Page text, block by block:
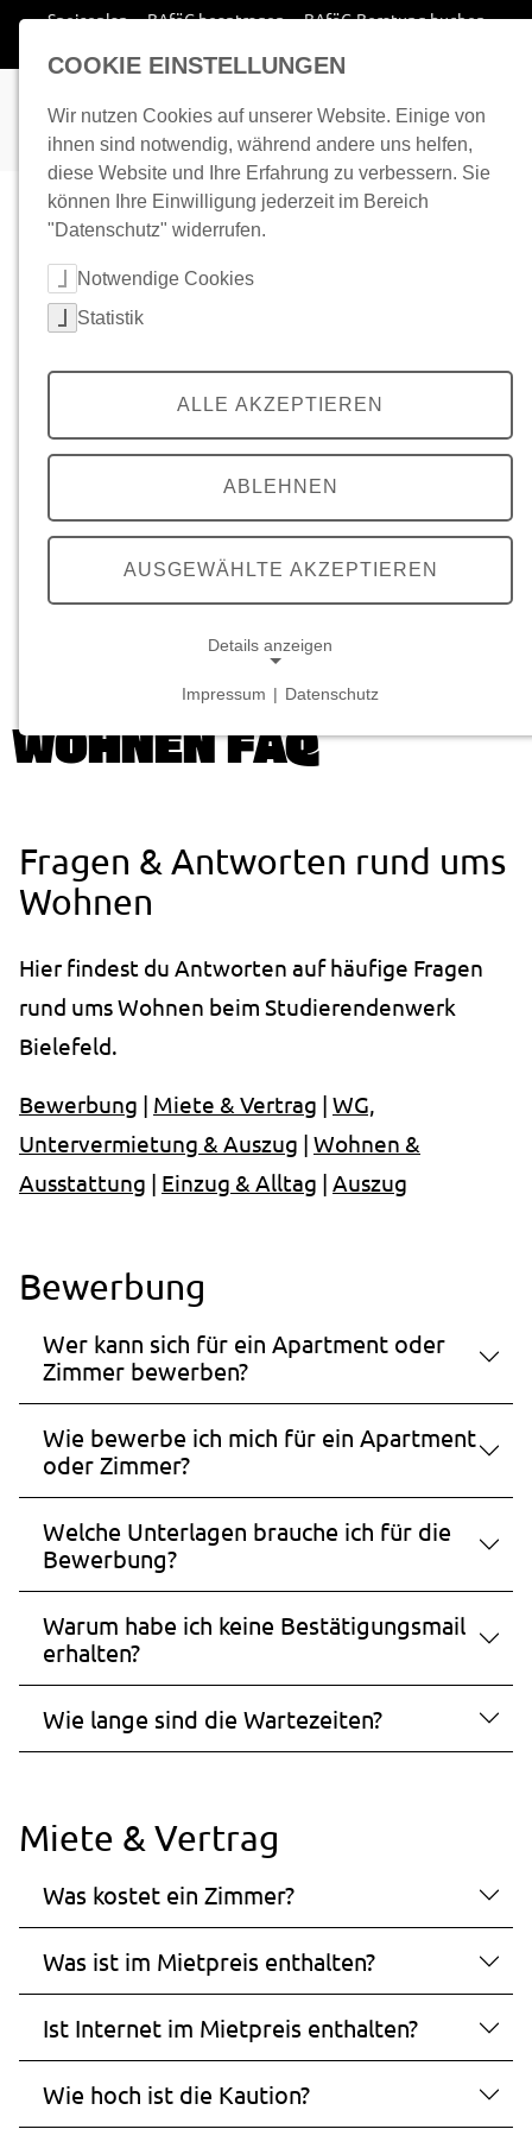
Zum Inhalt springen
Speiseplan BAföG beantragen
BAföG-Beratung buchen
we care.
FEEL AT HOME.
Wohnen FAQ
WOHNEN FAQ
Fragen & Antworten rund ums
Wohnen
Hier findest du Antworten auf häufige Fragen
rund ums Wohnen beim Studierendenwerk
Bielefeld.
Bewerbung | Miete & Vertrag | WG,
Untervermietung & Auszug | Wohnen &
Ausstattung | Einzug & Alltag | Auszug
Bewerbung
Wer kann sich für ein Apartment oder
Zimmer bewerben?
Wie bewerbe ich mich für ein Apartment
oder Zimmer?
Welche Unterlagen brauche ich für die
Bewerbung?
Warum habe ich keine Bestätigungsmail
erhalten?
Wie lange sind die Wartezeiten?
Miete & Vertrag
Was kostet ein Zimmer?
Was ist im Mietpreis enthalten?
Ist Internet im Mietpreis enthalten?
Wie hoch ist die Kaution?
COOKIE EINSTELLUNGEN
Wir nutzen Cookies auf unserer Website. Einige von
ihnen sind notwendig, während andere uns helfen,
diese Website und Ihre Erfahrung zu verbessern. Sie
können Ihre Einwilligung jederzeit im Bereich
"Datenschutz" widerrufen.
Cookie-Kategorien auswählen
Notwendige Cookies
Statistik
ALLE AKZEPTIEREN
ABLEHNEN
AUSGEWÄHLTE AKZEPTIEREN
Details anzeigen
Notwendige Cookies ermöglichen grundlegende
Cookie Consent
studierendenwerk-bielefeld.de
Cookie Laufzeit:
1 Jahr
Statistik Cookies erfassen Informationen anonym.
unsere Besucher unsere Website nutzen.
Name:
Anbieter:
studierendenwerk-bielefeld.de
Speichert Informationen, um Erkenntnisse darüber
zu gewinnen, wie der Nutzer die Webseite nutzt.
30 Minuten
Name:
Anbieter:
studierendenwerk-bielefeld.de
zusammengehörige Nutzeraktivitäten auf der
Cookie Laufzeit:
Impressum | Datenschutz